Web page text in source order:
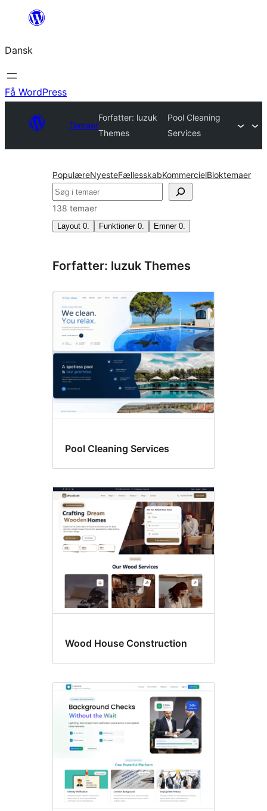
Spring
indhold
Dansk
Få WordPress
Temaer
Forfatter: luzuk
Themes
Pool Cleaning
Services
PopulæreNyesteFællesskabKommercielBloktemaer
Søg
138 temaer
Layout 0. Funktioner 0. Emner 0.
Forfatter: luzuk Themes
Pool Cleaning Services
Wood House Construction